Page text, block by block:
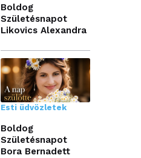
Boldog
Születésnapot
Likovics Alexandra
Esti üdvözletek
Boldog
Születésnapot
Bora Bernadett